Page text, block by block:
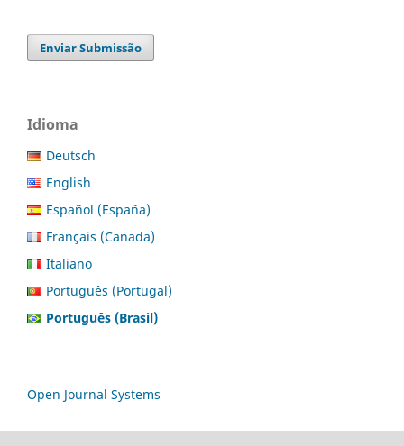
Enviar Submissão
Idioma
Deutsch
English
Español (España)
Français (Canada)
Italiano
Português (Portugal)
Português (Brasil)
Open Journal Systems